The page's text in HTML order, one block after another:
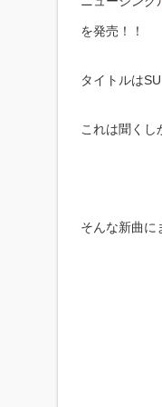
を発売！！
タイトルは
これは聞くし
そんな新曲に